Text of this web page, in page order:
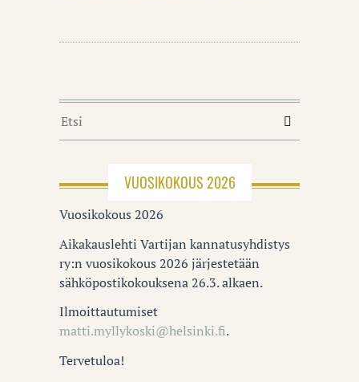
VUOSIKOKOUS 2026
Vuosikokous 2026
Aikakauslehti Vartijan kannatusyhdistys
ry:n vuosikokous 2026 järjestetään
sähköpostikokouksena 26.3. alkaen.
Ilmoittautumiset
matti.myllykoski@helsinki.fi.
Tervetuloa!